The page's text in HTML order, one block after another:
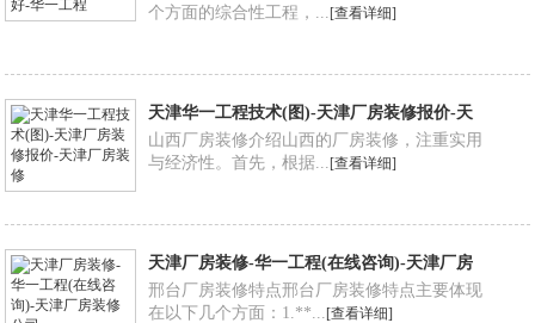
个方面的综合性工程，...[查看详细]
天津华一工程技术(图)-天津厂房装修报价-天
津厂房装修
山西厂房装修介绍山西的厂房装修，注重实用
与经济性。首先，根据...[查看详细]
天津厂房装修-华一工程(在线咨询)-天津厂房
装修公司
邢台厂房装修特点邢台厂房装修特点主要体现
在以下几个方面：1.**...[查看详细]